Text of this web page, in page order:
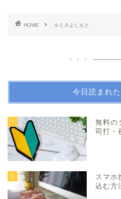
HOME ルミネよしもと
今日読まれ
1
無料の
司打・
2
スマホ
込む方